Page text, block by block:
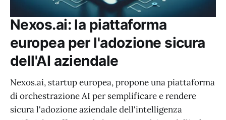
Nexos.ai: la piattaforma
europea per l'adozione sicura
dell'AI aziendale
Nexos.ai, startup europea, propone una piattaforma
di orchestrazione AI per semplificare e rendere
sicura l'adozione aziendale dell'intelligenza